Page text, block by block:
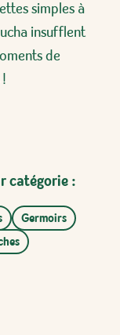
simples à
insufflent
de
catégorie :
Germoirs